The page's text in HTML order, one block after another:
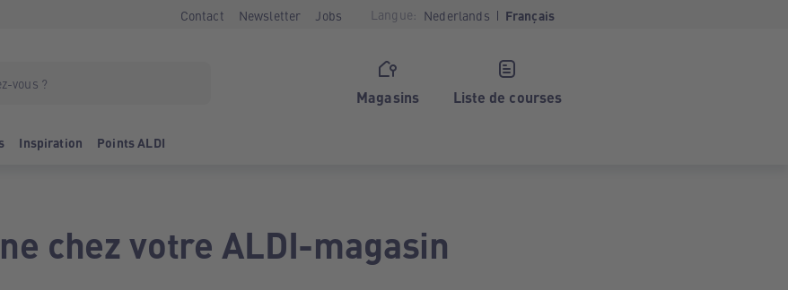
Contact Newsletter Jobs Langue: Nederlands Français
Magasins Liste de courses
Inspiration Points ALDI
chez votre ALDI-magasin